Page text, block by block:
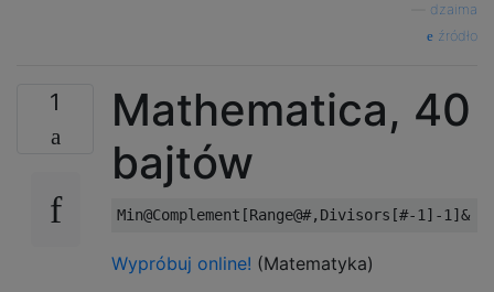
dzaima
źródło
1
Mathematica, 40
bajtów
Wypróbuj online! (Matematyka)